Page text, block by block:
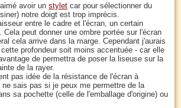
avoir unstylet car pour sélectionner du
notre doigt est trop imprécis.
entre le cadre et l'écran, un certain
Cela peut donner une ombre portée sur l'écran
cela arrive dans la marge. Cependant j'aurais
profondeur soit moins accentuée - car elle
de permettra de poser la liseuse sur la
de la rayer.
pas idée de la résistance de l'écran à
ne sais pas si je peux me permettre de la
sa pochette (celle de l'emballage d'origine) ou